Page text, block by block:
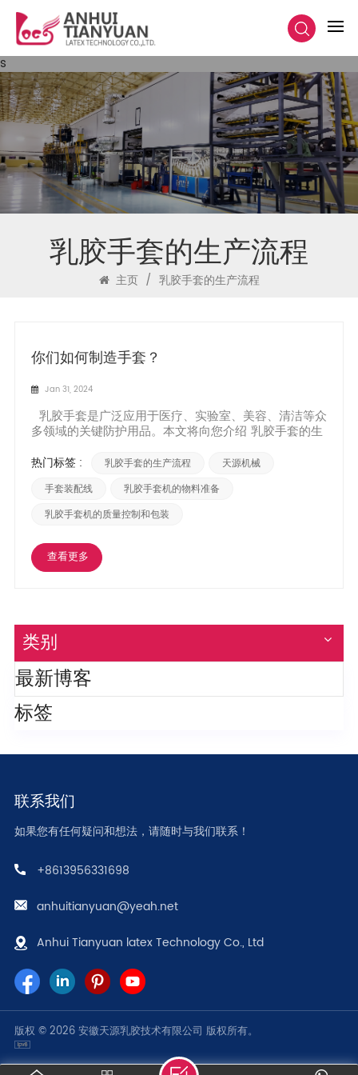
s
乳胶手套的生产流程
主页 / 乳胶手套的生产流程
你们如何制造手套？
Jan 31, 2024
乳胶手套是广泛应用于医疗、实验室、美容、清洁等众
多领域的关键防护用品。本文将向您介绍 乳胶手套的生
吧。 第1部分： 材料准备 乳胶手套的生产需要几种关键
质。乳胶具有弹性和耐用性，适合制作手套。此外，还
需要...
热门标签 : 乳胶手套的生产流程 天源机械
手套装配线 乳胶手套机的物料准备
乳胶手套机的质量控制和包装
查看更多
类别
最新博客
标签
联系我们
如果您有任何疑问和想法，请随时与我们联系！
+8613956331698
anhuitianyuan@yeah.net
Anhui Tianyuan latex Technology Co., Ltd
版权 © 2026 安徽天源乳胶技术有限公司 版权所有。